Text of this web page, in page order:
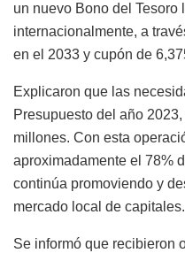
un nuevo Bono del Tesoro
internacionalmente, a
en el 2033 y cupón de
Explicaron que las
Presupuesto del año
millones. Con esta
aproximadamente el 78%
continúa promoviendo y
mercado local de capitales.
Se informó que recibieron